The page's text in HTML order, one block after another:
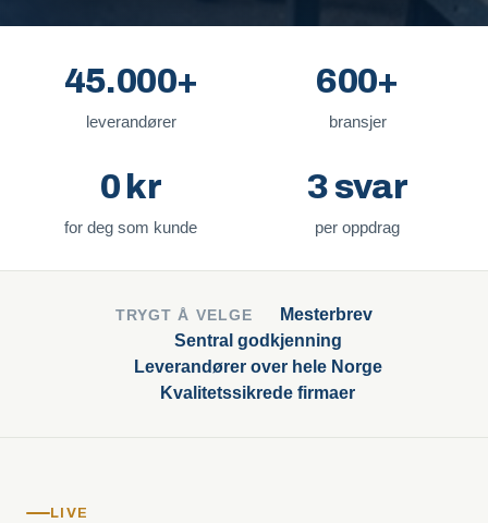
45.000+
leverandører
600+
bransjer
0 kr
for deg som kunde
3 svar
per oppdrag
TRYGT Å VELGE
Mesterbrev
Sentral godkjenning
Leverandører over hele Norge
Kvalitetssikrede firmaer
LIVE